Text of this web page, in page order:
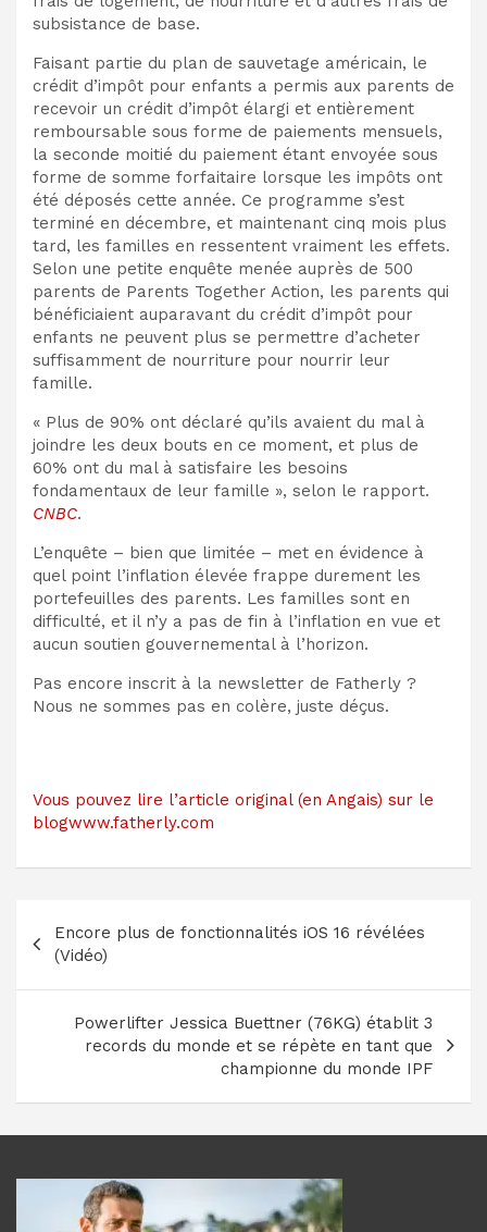
subsistance de base.
Faisant partie du plan de sauvetage américain, le
crédit d’impôt pour enfants a permis aux parents de
recevoir un crédit d’impôt élargi et entièrement
remboursable sous forme de paiements mensuels,
la seconde moitié du paiement étant envoyée sous
forme de somme forfaitaire lorsque les impôts ont
été déposés cette année. Ce programme s’est
terminé en décembre, et maintenant cinq mois plus
tard, les familles en ressentent vraiment les effets.
Selon une petite enquête menée auprès de 500
parents de Parents Together Action, les parents qui
bénéficiaient auparavant du crédit d’impôt pour
enfants ne peuvent plus se permettre d’acheter
suffisamment de nourriture pour nourrir leur
famille.
« Plus de 90% ont déclaré qu’ils avaient du mal à
joindre les deux bouts en ce moment, et plus de
60% ont du mal à satisfaire les besoins
fondamentaux de leur famille », selon le rapport.
CNBC.
L’enquête – bien que limitée – met en évidence à
quel point l’inflation élevée frappe durement les
portefeuilles des parents. Les familles sont en
difficulté, et il n’y a pas de fin à l’inflation en vue et
aucun soutien gouvernemental à l’horizon.
Pas encore inscrit à la newsletter de Fatherly ?
Nous ne sommes pas en colère, juste déçus.
Vous pouvez lire l’article original (en Angais) sur le
blogwww.fatherly.com
de
l’article
Encore plus de fonctionnalités iOS 16 révélées
(Vidéo)
Powerlifter Jessica Buettner (76KG) établit 3
records du monde et se répète en tant que
championne du monde IPF